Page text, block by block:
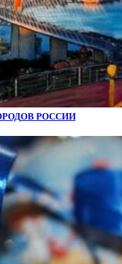
РОССИИ